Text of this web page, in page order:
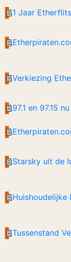
1 Jaar Etherflits
Verkiezing
97.1 en 97.15
Starsky uit de
Huishoudelijke
Tussenstand